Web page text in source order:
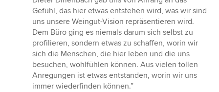
Gefühl, das hier etwas entstehen wird, was wir sind
uns unsere Weingut-Vision repräsentieren wird.
Dem Büro ging es niemals darum sich selbst zu
profilieren, sondern etwas zu schaffen, worin wir
sich die Menschen, die hier leben und die uns
besuchen, wohlfühlen können. Aus vielen tollen
Anregungen ist etwas entstanden, worin wir uns
immer wiederfinden können.”